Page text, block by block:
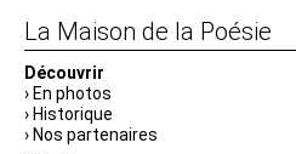
La Maison de la Poésie
Découvrir
En photos
Historique
Nos partenaires